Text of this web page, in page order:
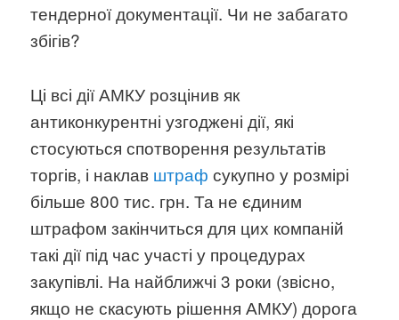
тендерної документації. Чи не забагато
збігів?
Ці всі дії АМКУ розцінив як
антиконкурентні узгоджені дії, які
стосуються спотворення результатів
торгів, і наклав штраф сукупно у розмірі
більше 800 тис. грн. Та не єдиним
штрафом закінчиться для цих компаній
такі дії під час участі у процедурах
закупівлі. На найближчі 3 роки (звісно,
якщо не скасують рішення АМКУ) дорога